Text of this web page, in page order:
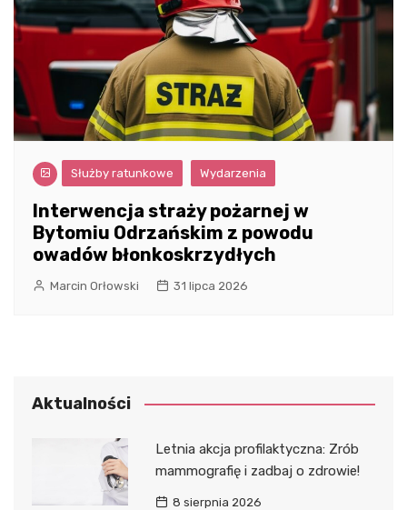
Służby ratunkowe Wydarzenia
Interwencja straży pożarnej w
Bytomiu Odrzańskim z powodu
owadów błonkoskrzydłych
Marcin Orłowski 31 lipca 2026
Aktualności
Letnia akcja profilaktyczna: Zrób
mammografię i zadbaj o zdrowie!
8 sierpnia 2026